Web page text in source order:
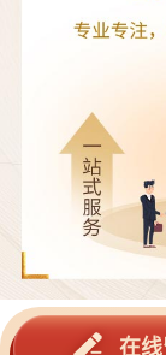
在